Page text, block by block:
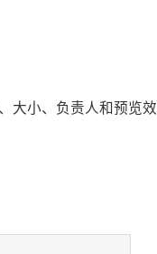
大小、负责人和预览效